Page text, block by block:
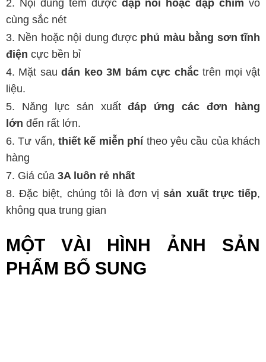
Nội dung tem được dập nổi hoặc dập chìm vô
cùng sắc nét
Nền hoặc nội dung được phủ màu bằng sơn tĩnh
điện cực bền bỉ
Mặt saudán keo 3M bám cực chắctrên mọi vật
liệu.
Năng lực sản xuấtđáp ứng các đơn hàng
lớn đến rất lớn.
Tư vấn,thiết kế miễn phí theo yêu cầu của khách
hàng
Giá của 3A luôn rẻ nhất
Đặc biệt, chúng tôi là đơn vịsản xuất trực tiếp,
không qua trung gian
MỘT VÀI HÌNH ẢNH SẢN
PHẨM BỔ SUNG